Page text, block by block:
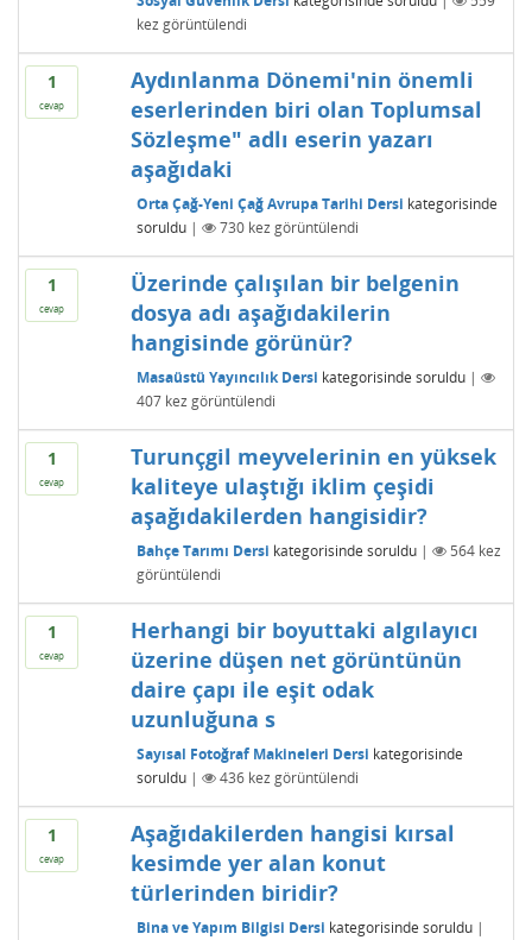
kez görüntülendi
1
cevap
Aydınlanma Dönemi'nin önemli
eserlerinden biri olan Toplumsal
Sözleşme" adlı eserin yazarı
aşağıdaki
Orta Çağ-Yeni Çağ Avrupa Tarihi Dersi kategorisinde
soruldu | 730kez görüntülendi
1
cevap
Üzerinde çalışılan bir belgenin
dosya adı aşağıdakilerin
hangisinde görünür?
Masaüstü Yayıncılık Dersi kategorisinde soruldu |
407kez görüntülendi
1
cevap
Turunçgil meyvelerinin en yüksek
kaliteye ulaştığı iklim çeşidi
aşağıdakilerden hangisidir?
Bahçe Tarımı Dersi kategorisinde soruldu | 564kez
görüntülendi
1
cevap
Herhangi bir boyuttaki algılayıcı
üzerine düşen net görüntünün
daire çapı ile eşit odak
uzunluğuna s
Sayısal Fotoğraf Makineleri Dersi kategorisinde
soruldu | 436kez görüntülendi
1
cevap
Aşağıdakilerden hangisi kırsal
kesimde yer alan konut
türlerinden biridir?
Bina ve Yapım Bilgisi Dersi kategorisinde soruldu |